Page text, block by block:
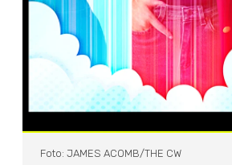
Foto: JAMES ACOMB/THE CW